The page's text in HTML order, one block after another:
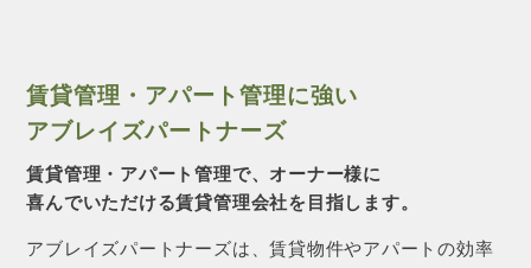
賃貸管理・アパート管理に強い
アブレイズパートナーズ
賃貸管理・アパート管理で、オーナー様に
喜んでいただける賃貸管理会社を目指します。
アブレイズパートナーズは、賃貸物件やアパートの効率